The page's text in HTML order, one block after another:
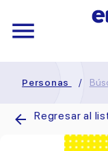
Personas /
Regresar al